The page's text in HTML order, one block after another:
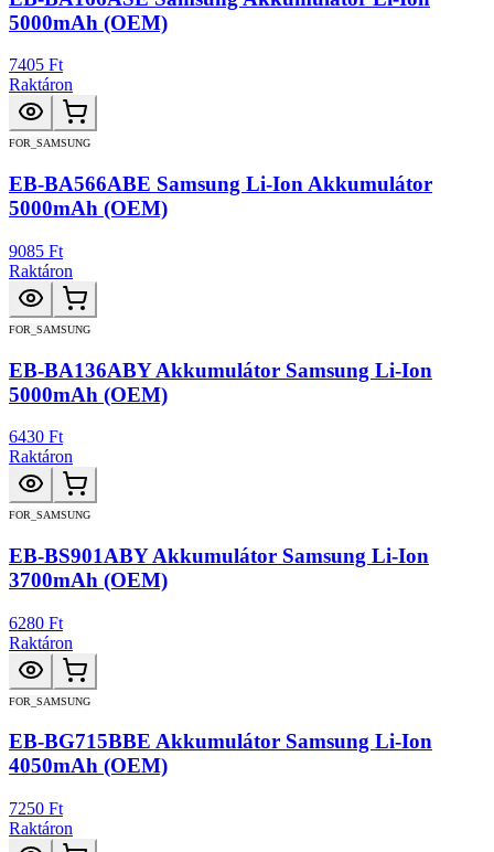
5000mAh (OEM)
7405 Ft
Raktáron
FOR_SAMSUNG
EB-BA566ABE Samsung Li-Ion Akkumulátor
5000mAh (OEM)
9085 Ft
Raktáron
FOR_SAMSUNG
EB-BA136ABY Akkumulátor Samsung Li-Ion
5000mAh (OEM)
6430 Ft
Raktáron
FOR_SAMSUNG
EB-BS901ABY Akkumulátor Samsung Li-Ion
3700mAh (OEM)
6280 Ft
Raktáron
FOR_SAMSUNG
EB-BG715BBE Akkumulátor Samsung Li-Ion
4050mAh (OEM)
7250 Ft
Raktáron